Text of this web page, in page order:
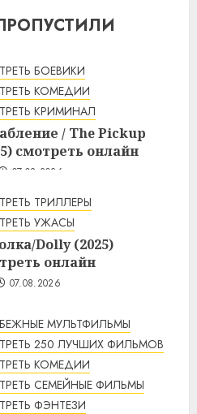
БОЕВИКИ
КОМЕДИИ
КРИМИНАЛ
/ The Pickup
смотреть онлайн
07.08.2026
ТРИЛЛЕРЫ
УЖАСЫ
Dolly (2025)
онлайн
07.08.2026
МУЛЬТФИЛЬМЫ
250 ЛУЧШИХ ФИЛЬМОВ
КОМЕДИИ
СЕМЕЙНЫЕ ФИЛЬМЫ
ФЭНТЕЗИ